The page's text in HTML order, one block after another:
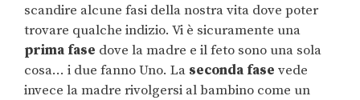
scandire alcune fasi della nostra vita dove poter
trovare qualche indizio. Vi è sicuramente una
prima fase dove la madre e il feto sono una sola
cosa… i due fanno Uno. La seconda fase vede
invece la madre rivolgersi al bambino come un